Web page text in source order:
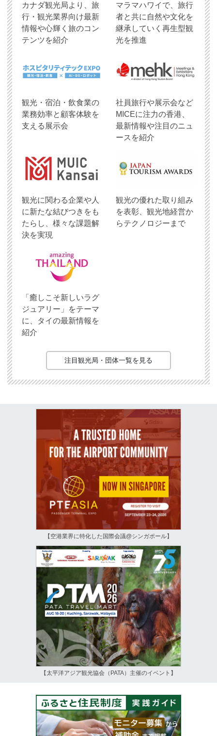
​カナダ観光局より、旅
行・観光業界向け最新
情報や心輝く旅のコン
テンツを紹介
マラマハワイで、旅行
者と共に自然や文化を
継承していく再生型観
光を推進
観光・宿泊・飲食業の
業務効率と顧客体験を
支える展示会
社員旅行や展示会など
MICEに注力の香港、
最新情報や注目のニュ
ースを紹介
観光に関わる企業や人
に新たな結びつきをも
たらし、様々な課題解
決を実現
観光の優れた取り組み
を表彰、観光地経営か
らテクノロジーまで
「癒しこそ新しいラグ
ジュアリー」をテーマ
に、タイの最新情報を
紹介
注目観光局・団体一覧を見る
【空港業界に特化した国際会議@シンガポール】
【太平洋アジア観光協会（PATA）主催のイベント】